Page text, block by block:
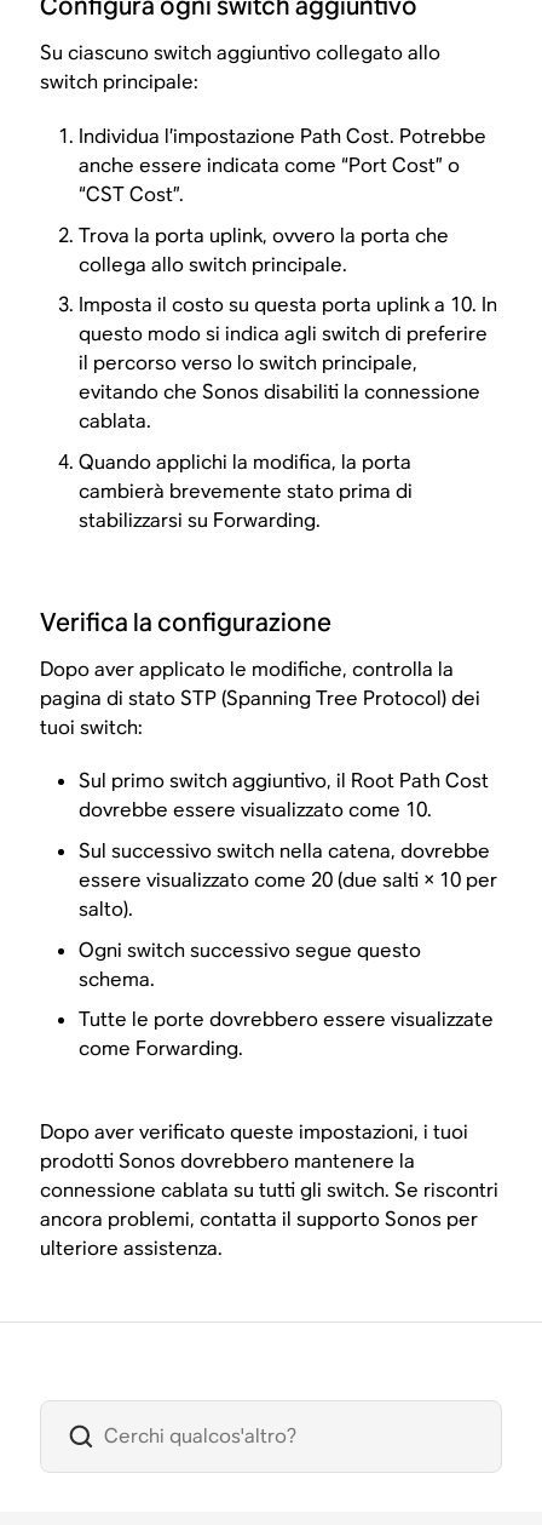
Su ciascuno switch aggiuntivo collegato allo
switch principale:
Individua l’impostazione Path Cost. Potrebbe
anche essere indicata come “Port Cost” o
“CST Cost”.
Trova la porta uplink, ovvero la porta che
collega allo switch principale.
Imposta il costo su questa porta uplink a 10. In
questo modo si indica agli switch di preferire
il percorso verso lo switch principale,
evitando che Sonos disabiliti la connessione
cablata.
Quando applichi la modifica, la porta
cambierà brevemente stato prima di
stabilizzarsi su Forwarding.
Verifica la configurazione
Dopo aver applicato le modifiche, controlla la
pagina di stato STP (Spanning Tree Protocol) dei
tuoi switch:
Sul primo switch aggiuntivo, il Root Path Cost
dovrebbe essere visualizzato come 10.
Sul successivo switch nella catena, dovrebbe
essere visualizzato come 20 (due salti × 10 per
salto).
Ogni switch successivo segue questo
schema.
Tutte le porte dovrebbero essere visualizzate
come Forwarding.
Dopo aver verificato queste impostazioni, i tuoi
prodotti Sonos dovrebbero mantenere la
connessione cablata su tutti gli switch. Se riscontri
ancora problemi, contatta il supporto Sonos per
ulteriore assistenza.